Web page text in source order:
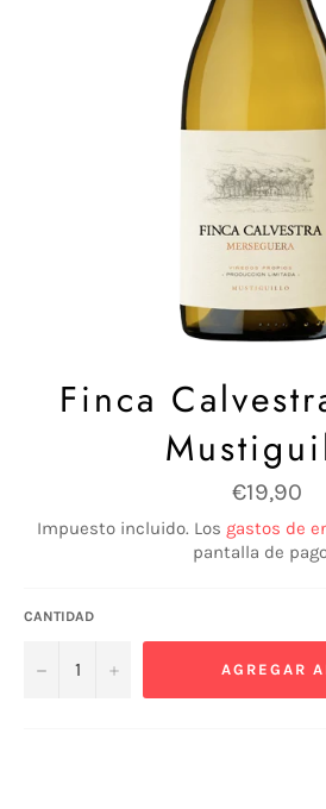
Finca
Precio
habitual
€19,90
Impuesto incluido. Los gastos de
pantalla de
CANTIDAD
− + AGREGAR